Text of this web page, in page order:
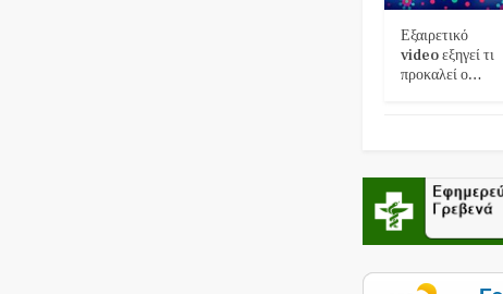
Εξαιρετικό
video εξηγεί τι
προκαλεί ο…